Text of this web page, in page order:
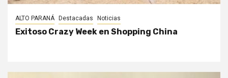
ALTO PARANÁ Destacadas Noticias
Exitoso Crazy Week en Shopping China